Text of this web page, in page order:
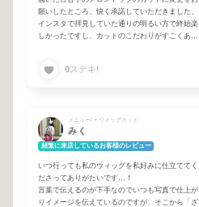
願いしたところ、快く承諾していただきました。
インスタで拝見していた通りの明るい方で終始楽
しかったですし、カットのこだわりがすごくある
0ステキ!
メニュー/ + ウィッグカット
みく
頻繁に来店しているお客様のレビュー
いつ行っても私のウィッグを私好みに仕立ててく
ださってありがたいです…！
言葉で伝えるのが下手なのでいつも写真で仕上が
りイメージを伝えているのですが、そこから「ざ